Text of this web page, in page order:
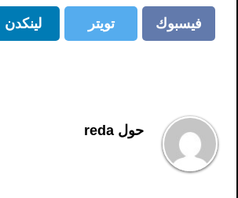
فيسبوك
فيسبوك
تويتر
تويتر
لينكدن
حول reda